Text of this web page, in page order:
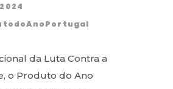
da Luta Contra a
o Produto do Ano